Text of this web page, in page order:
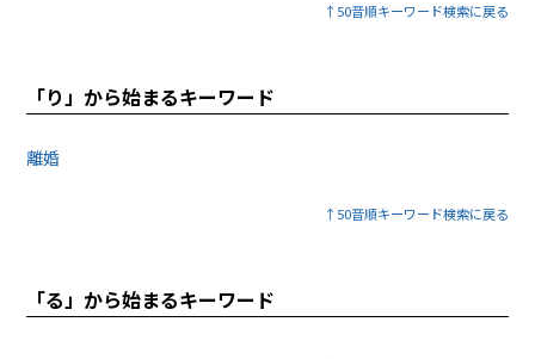
↑50音順キーワード検索に戻る
「り」から始まるキーワード
離婚
↑50音順キーワード検索に戻る
「る」から始まるキーワード